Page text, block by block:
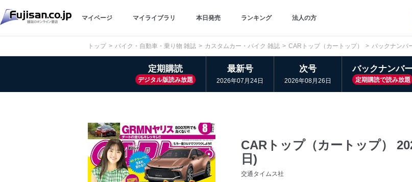
マイページ マイライブラリ 本日発売 ランキング 法人の方
トップ バイク・自動車・乗り物 雑誌 カスタムカー・バイク 雑誌 CARトップ（カートップ） バックナンバ
定期購読
デジタル版読み放題
最新号
2026年07月24日
次号
2026年08月26日
バックナンバ
定期購読で読み放題
CARトップ（カートップ）
日)
交通タイムス社